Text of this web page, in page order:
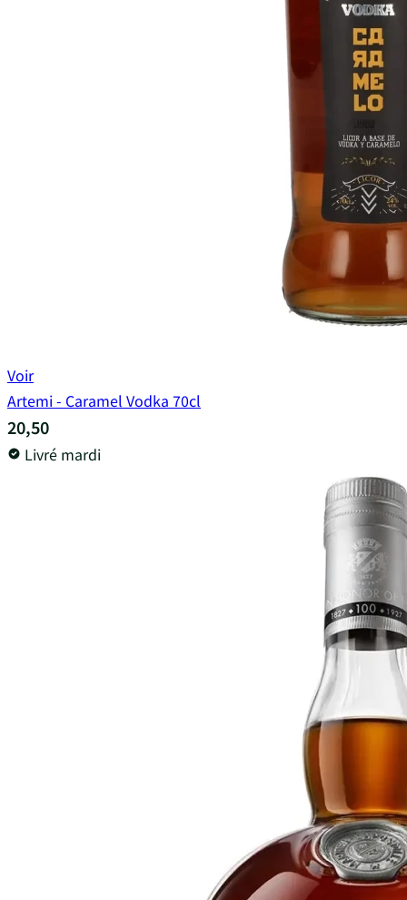
Voir
Artemi - Caramel Vodka 70cl
20,50
Livré mardi